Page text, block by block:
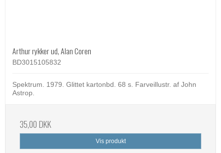
Arthur rykker ud, Alan Coren
BD3015105832
Spektrum. 1979. Glittet kartonbd. 68 s. Farveillustr. af John
Astrop.
35,00 DKK
Vis produkt